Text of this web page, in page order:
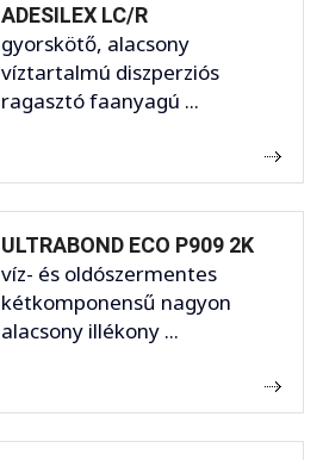
ADESILEX LC/R
gyorskötő, alacsony
víztartalmú diszperziós
ragasztó faanyagú ...
ULTRABOND ECO P909 2K
víz- és oldószermentes
kétkomponensű nagyon
alacsony illékony ...